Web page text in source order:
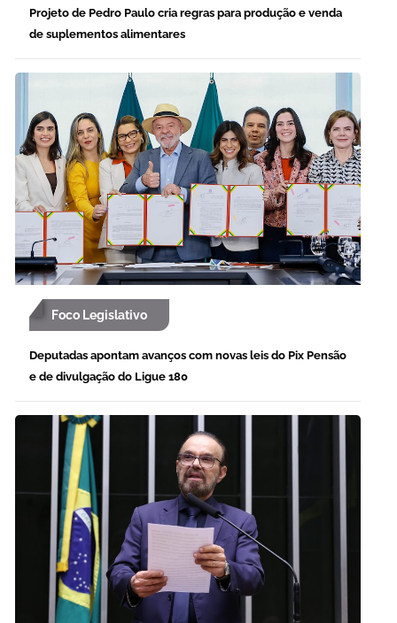
Projeto de Pedro Paulo cria regras para produção e venda
de suplementos alimentares
Foco Legislativo
Deputadas apontam avanços com novas leis do Pix Pensão
e de divulgação do Ligue 180